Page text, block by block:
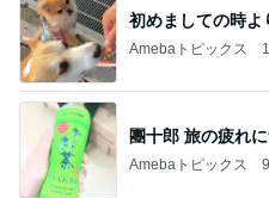
初めましての時よ
Amebaトピックス
團十郎 旅の疲れ
Amebaトピックス